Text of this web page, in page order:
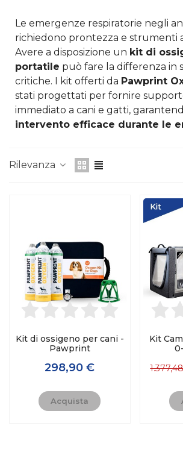
Le emergenze respiratorie negli
richiedono prontezza e strumenti
Avere a disposizione un kit di
portatile può fare la differenza in
critiche. I kit offerti da Pawprint
stati progettati per fornire
immediato a cani e gatti,
intervento efficace durante le
Rilevanza
Kit di ossigeno per cani -
Pawprint
298,90 €
Acquista
Kit